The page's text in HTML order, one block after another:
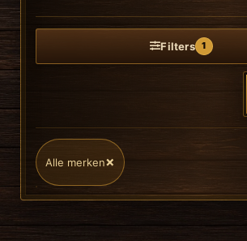
Filters 1
Alle merken×